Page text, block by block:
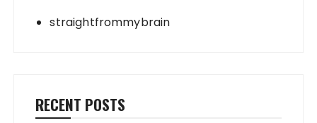
straightfrommybrain
RECENT POSTS